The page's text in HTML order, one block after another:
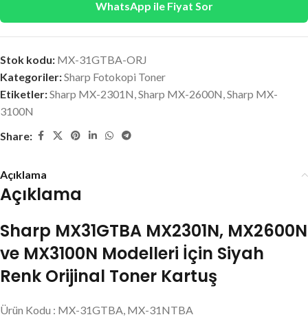
WhatsApp ile Fiyat Sor
Stok kodu: MX-31GTBA-ORJ
Kategoriler:Sharp Fotokopi Toner
Etiketler:Sharp MX-2301N,Sharp MX-2600N,Sharp MX-
3100N
Share:
Açıklama
Açıklama
Sharp MX31GTBA MX2301N, MX2600N
ve MX3100N Modelleri İçin Siyah
Renk Orijinal Toner Kartuş
Ürün Kodu : MX-31GTBA, MX-31NTBA